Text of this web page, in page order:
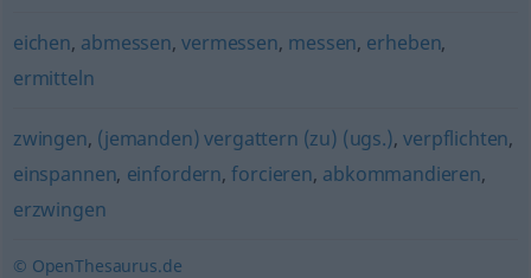
eichen, abmessen,vermessen, messen, erheben,
ermitteln
zwingen, (jemanden) vergattern (zu) (ugs.),verpflichten,
einspannen, einfordern,forcieren, abkommandieren,
erzwingen
© OpenThesaurus.de